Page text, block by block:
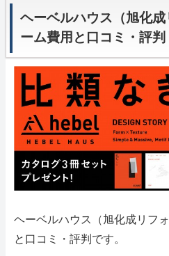
住宅 ローン リフォーム 費用
ヘーベルハウス（旭化
ーム費用と口コミ・評判
ヘーベルハウス（旭化成リフ
と口コミ・評判です。